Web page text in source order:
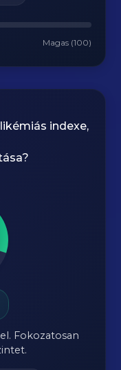
Magas (100)
indexe,
Fokozatosan